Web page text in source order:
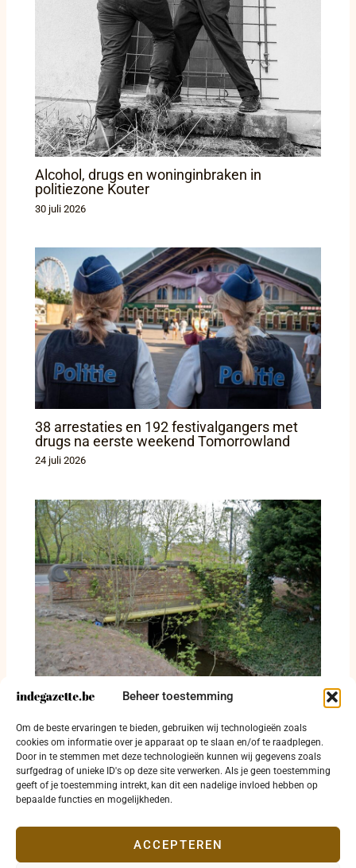
Beheer toestemming
Om de beste ervaringen te bieden, gebruiken wij technologieën zoals
cookies om informatie over je apparaat op te slaan en/of te raadplegen.
Door in te stemmen met deze technologieën kunnen wij gegevens zoals
surfgedrag of unieke ID's op deze site verwerken. Als je geen toestemming
geeft of je toestemming intrekt, kan dit een nadelige invloed hebben op
bepaalde functies en mogelijkheden.
ACCEPTEREN
Alcohol, drugs en woninginbraken in
politiezone Kouter
30 juli 2026
38 arrestaties en 192 festivalgangers met
drugs na eerste weekend Tomorrowland
24 juli 2026
Vier verkeersfeiten in Jabbeke, Gistel en
Torhout: twee gewonden en rijbewijs
ingetrokken
24 juli 2026